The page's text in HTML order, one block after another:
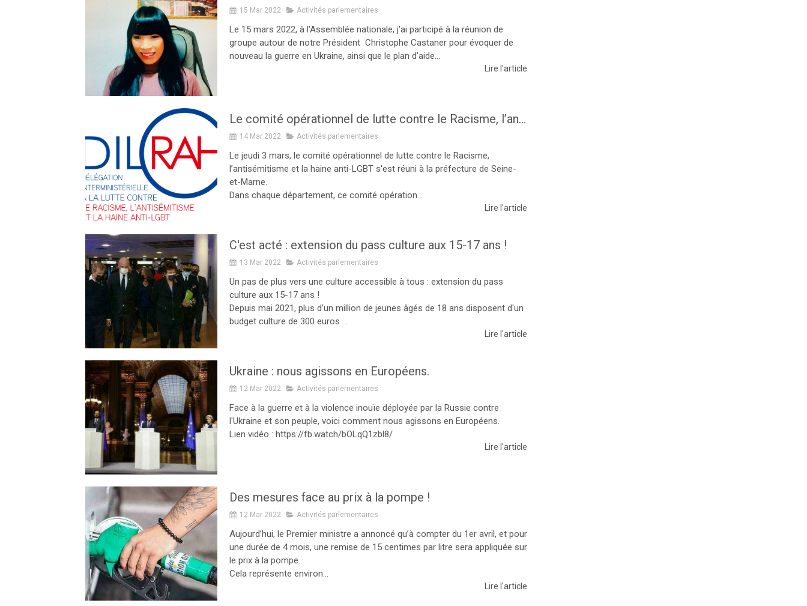
15 Mar 2022 Activités parlementaires
Le 15 mars 2022, à l'Assemblée nationale, j'ai participé à la réunion de
groupe autour de notre Président Christophe Castaner pour évoquer de
nouveau la guerre en Ukraine, ainsi que le plan d’aide...
Lire l'article
Le comité opérationnel de lutte contre le Racisme, l’antisémitisme et la haine anti-LGBT s'est réuni à la préfecture de Seine-et-Marne !
14 Mar 2022 Activités parlementaires
Le jeudi 3 mars, le comité opérationnel de lutte contre le Racisme,
l’antisémitisme et la haine anti-LGBT s'est réuni à la préfecture de Seine-
et-Marne.
Dans chaque département, ce comité opération...
Lire l'article
C'est acté : extension du pass culture aux 15-17 ans !
13 Mar 2022 Activités parlementaires
Un pas de plus vers une culture accessible à tous : extension du pass
culture aux 15-17 ans !
Depuis mai 2021, plus d'un million de jeunes âgés de 18 ans disposent d'un
budget culture de 300 euros ...
Lire l'article
Ukraine : nous agissons en Européens.
12 Mar 2022 Activités parlementaires
Face à la guerre et à la violence inouïe déployée par la Russie contre
l'Ukraine et son peuple, voici comment nous agissons en Européens.
Lien vidéo : https://fb.watch/bOLqQ1zbl8/
Lire l'article
Des mesures face au prix à la pompe !
12 Mar 2022 Activités parlementaires
Aujourd’hui, le Premier ministre a annoncé qu’à compter du 1er avril, et pour
une durée de 4 mois, une remise de 15 centimes par litre sera appliquée sur
le prix à la pompe.
Cela représente environ...
Lire l'article